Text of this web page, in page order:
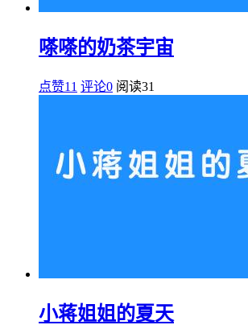
嗏嗏的奶茶宇宙
点赞11 评论0 阅读31
小蒋姐姐的夏天